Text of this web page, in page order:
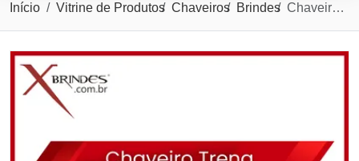
Início Vitrine de Produtos Chaveiros Brindes Chaveiro Plástico com Fita métrica plástica de 3 metros X18735